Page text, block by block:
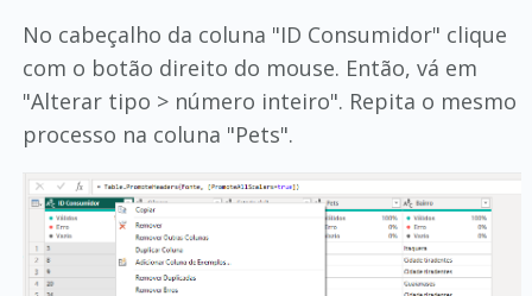
No cabeçalho da coluna "ID Consumidor" clique
com o botão direito do mouse. Então, vá em
"Alterar tipo > número inteiro". Repita o mesmo
processo na coluna "Pets".